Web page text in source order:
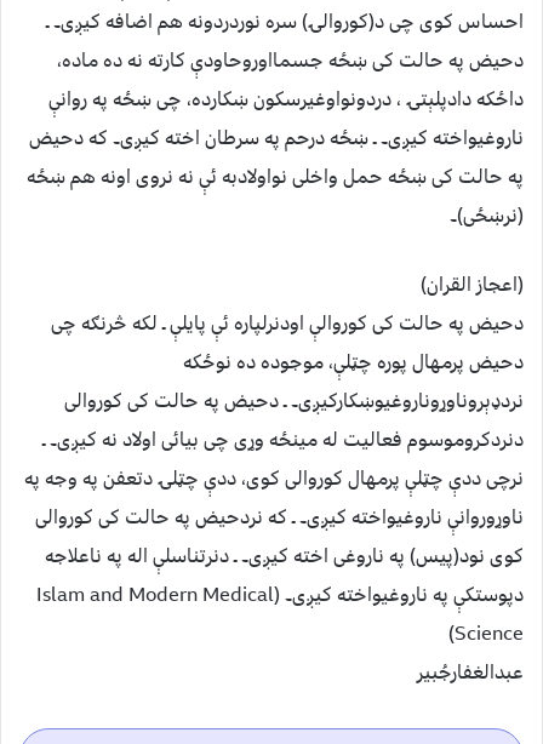
احساس کوی چی د(کوروالۍ) سره نوردردونه هم اضافه کیږی۔ ـ
دحیض په حالت کی ښځه جسمااوروحاودې کارته نه ده ماده،
داځکه دادپلېتۍ ، دردونواوغیرسکون ښکارده، چی ښځه په روانې
ناروغیواخته کیږی۔ ـ ښځه درحم په سرطان اخته کیږی۔ که دحیض
په حالت کی ښځه حمل واخلی نواولادبه ئې نه نروی اونه هم ښځه
(نرښځی)۔
(اعجاز القران)
دحیض په حالت کی کوروالې اودنرلپاره ئې پایلې ـ لکه څرنګه چی
دحیض پرمهال پوره چټلې، موجوده ده نوځکه
نردډېروناوړوناروغیوښکارکیږی۔ ـ دحیض په حالت کی کوروالی
دنردکروموسوم فعالیت له مینځه وړی چی بیائی اولاد نه کیږی۔ ـ
نرچی ددې چټلې پرمهال کوروالی کوی، ددې چټلۍ دتعفن په وجه په
ناوړوروانې ناروغیواخته کیږی۔ ـ که نردحیض په حالت کی کوروالی
کوی نود(پیس) په ناروغی اخته کیږی۔ ـ دنرتناسلې اله په ناعلاجه
دپوستکې په ناروغيواخته کیږی۔ (Islam and Modern Medical
Science)
عبدالغفارجُبیر